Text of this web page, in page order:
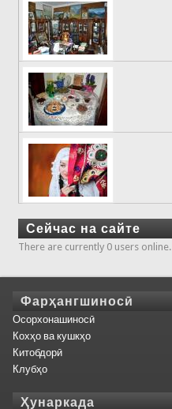
Сейчас на сайте
There are currently 0 users online.
Фарҳангшиносӣ
Осорхонашиносӣ
Кохҳо ва кушкҳо
Китобдорӣ
Клубҳо
Ҳунаркада